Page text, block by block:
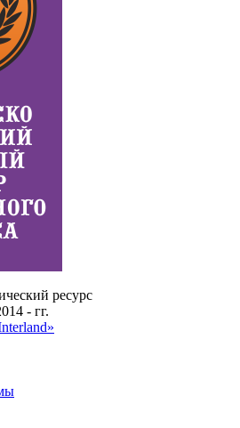
ресурс
- гг.